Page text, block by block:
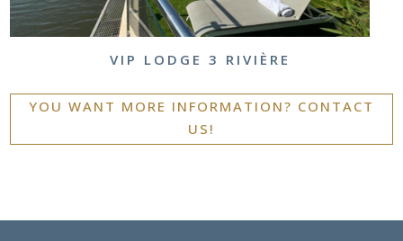
VIP LODGE 3 RIVIÈRE
YOU WANT MORE INFORMATION? CONTACT
US!